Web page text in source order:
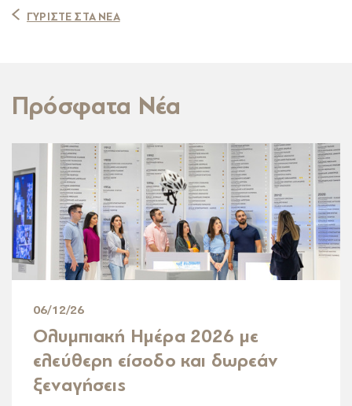
ΓΥΡΙΣΤΕ ΣΤΑ ΝΕΑ
Πρόσφατα Νέα
06/12/26
Ολυμπιακή Ημέρα 2026 με
ελεύθερη είσοδο και δωρεάν
ξεναγήσεις